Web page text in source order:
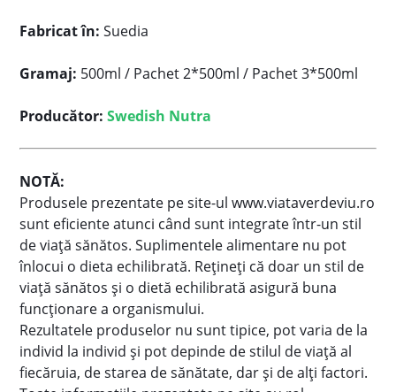
Fabricat în: Suedia
Gramaj: 500ml / Pachet 2*500ml / Pachet 3*500ml
Producător: Swedish Nutra
NOTĂ:
Produsele prezentate pe site-ul www.viataverdeviu.ro
sunt eficiente atunci când sunt integrate într-un stil
de viaţă sănătos. Suplimentele alimentare nu pot
înlocui o dieta echilibrată. Reţineţi că doar un stil de
viaţă sănătos şi o dietă echilibrată asigură buna
funcţionare a organismului.
Rezultatele produselor nu sunt tipice, pot varia de la
individ la individ şi pot depinde de stilul de viaţă al
fiecăruia, de starea de sănătate, dar şi de alţi factori.